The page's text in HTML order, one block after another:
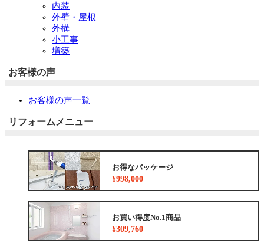
内装
外壁・屋根
外構
小工事
増築
お客様の声
お客様の声一覧
リフォームメニュー
お得なパッケージ
¥998,000
お買い得度No.1商品
¥309,760